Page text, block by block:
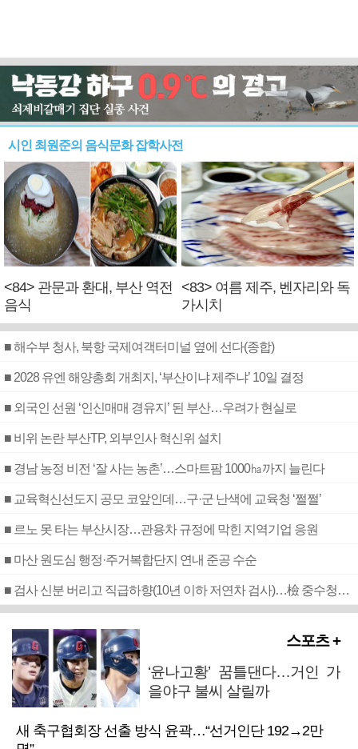
시인 최원준의 음식문화 잡학사전
<84> 관문과 환대, 부산 역전
음식
<83> 여름 제주, 벤자리와 독
가시치
■ 해수부 청사, 북항 국제여객터미널 옆에 선다(종합)
■ 2028 유엔 해양총회 개최지, ‘부산이냐 제주냐’ 10일 결정
■ 외국인 선원 ‘인신매매 경유지’ 된 부산…우려가 현실로
■ 비위 논란 부산TP, 외부인사 혁신위 설치
■ 경남 농정 비전 ‘잘 사는 농촌’…스마트팜 1000㏊까지 늘린다
■ 교육혁신선도지 공모 코앞인데…구·군 난색에 교육청 ‘쩔쩔’
■ 르노 못 타는 부산시장…관용차 규정에 막힌 지역기업 응원
■ 마산 원도심 행정·주거복합단지 연내 준공 수순
■ 검사 신분 버리고 직급하향(10년 이하 저연차 검사)…檢 중수청행 기피
스포츠 +
‘윤나고황’ 꿈틀댄다…거인 가
을야구 불씨 살릴까
새 축구협회장 선출 방식 윤곽…“선거인단 192→2만